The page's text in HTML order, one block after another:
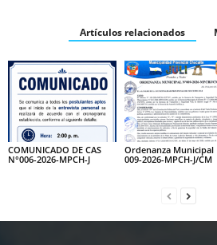
Artículos relacionados
COMUNICADO DE CAS
N°006-2026-MPCH-J
Ordenanza Municipal
009-2026-MPCH-J/CM